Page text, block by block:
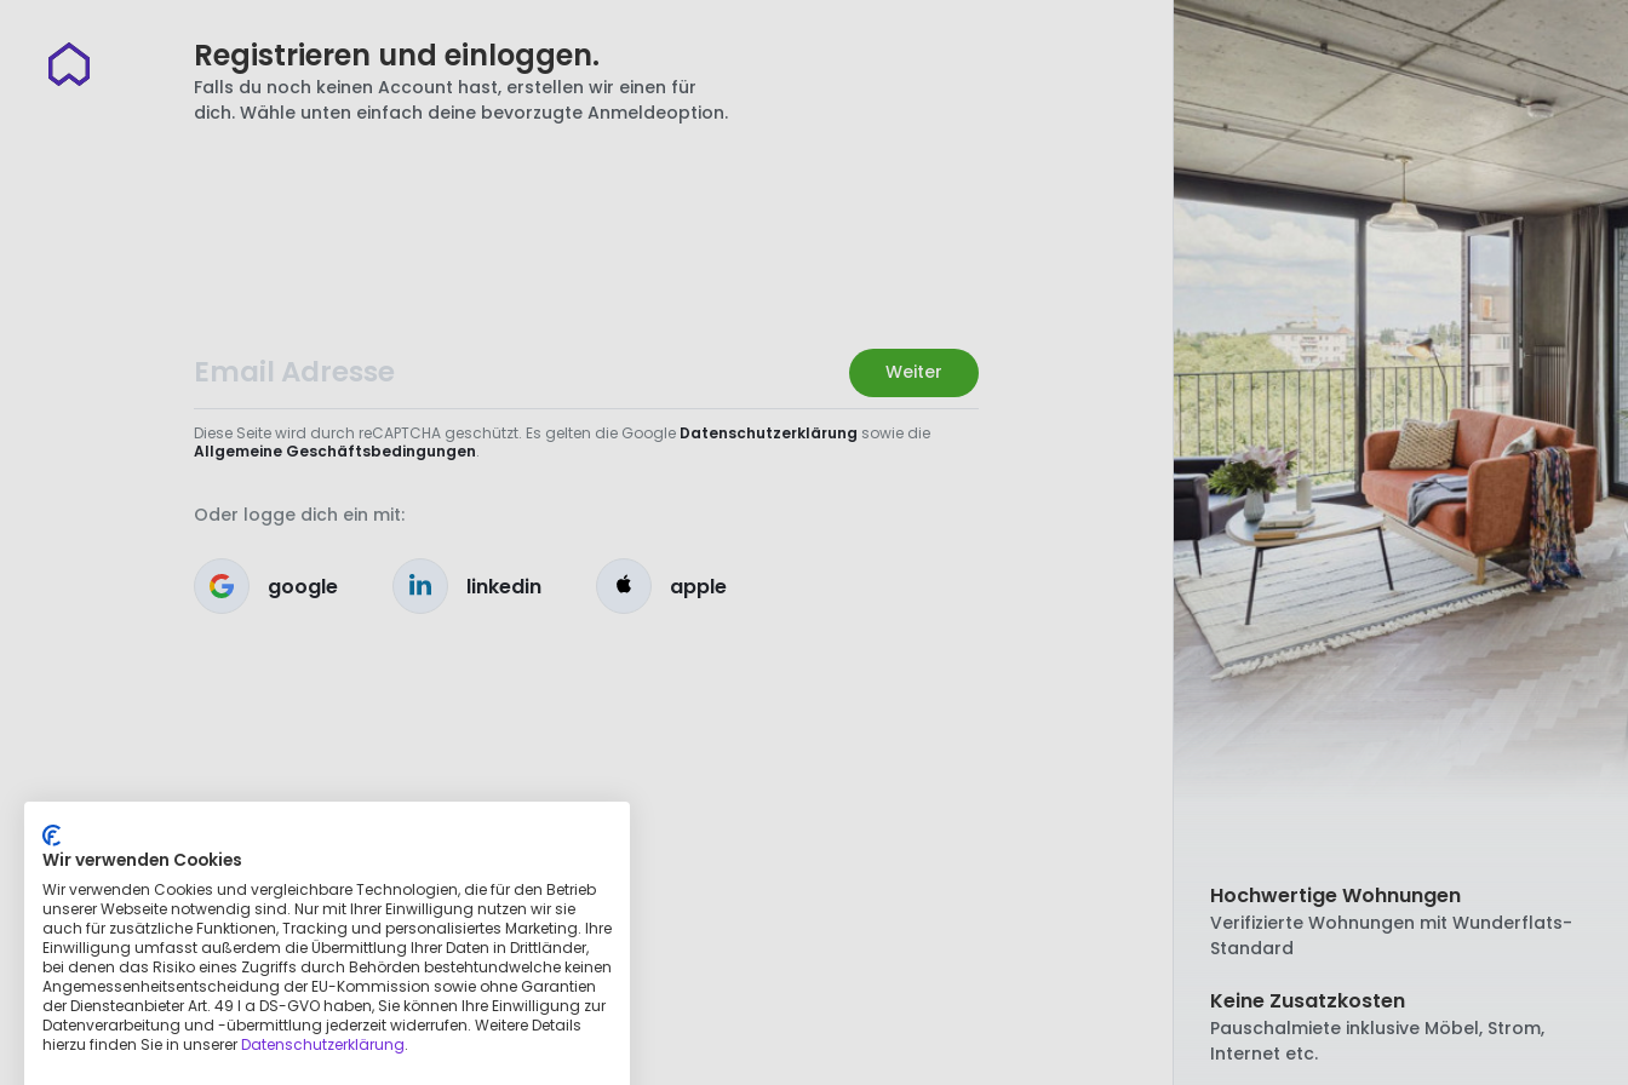
Registrieren und einloggen.
Falls du noch keinen Account hast, erstellen wir einen für
dich. Wähle unten einfach deine bevorzugte Anmeldeoption.
Weiter
Diese Seite wird durch reCAPTCHA geschützt. Es gelten die Google Datenschutzerklärung sowie die
Allgemeine Geschäftsbedingungen.
Oder logge dich ein mit:
google linkedin apple
Hochwertige Wohnungen
Verifizierte Wohnungen mit Wunderflats-
Standard
Keine Zusatzkosten
Pauschalmiete inklusive Möbel, Strom,
Internet etc.
Wir verwenden Cookies
Wir verwenden Cookies und vergleichbare Technologien, die für den Betrieb
unserer Webseite notwendig sind. Nur mit Ihrer Einwilligung nutzen wir sie
auch für zusätzliche Funktionen, Tracking und personalisiertes Marketing. Ihre
Einwilligung umfasst außerdem die Übermittlung Ihrer Daten in Drittländer,
bei denen das Risiko eines Zugriffs durch Behörden bestehtundwelche keinen
Angemessenheitsentscheidung der EU-Kommission sowie ohne Garantien
der Diensteanbieter Art. 49 I a DS-GVO haben, Sie können Ihre Einwilligung zur
Datenverarbeitung und -übermittlung jederzeit widerrufen. Weitere Details
hierzu finden Sie in unsererDatenschutzerklärung.